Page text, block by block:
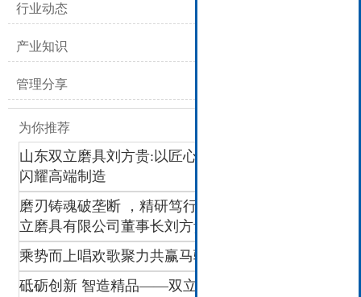
行业动态
产业知识
管理分享
为你推荐
山东双立磨具刘方贵:以匠心破垄断,让“中国磨刃”
闪耀高端制造
磨刃铸魂破垄断 ，精研笃行强智造 ——访山东双
立磨具有限公司董事长刘方贵
乘势而上唱欢歌聚力共赢马骋程
砥砺创新 智造精品——双立磨具迈向高端磨削新